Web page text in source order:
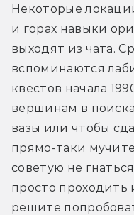
Некоторые
и горах навыки
выходят из чата.
вспоминаются
квестов начала
вершинам в
вазы или чтобы
прямо-таки
советую не
просто проходить
решите